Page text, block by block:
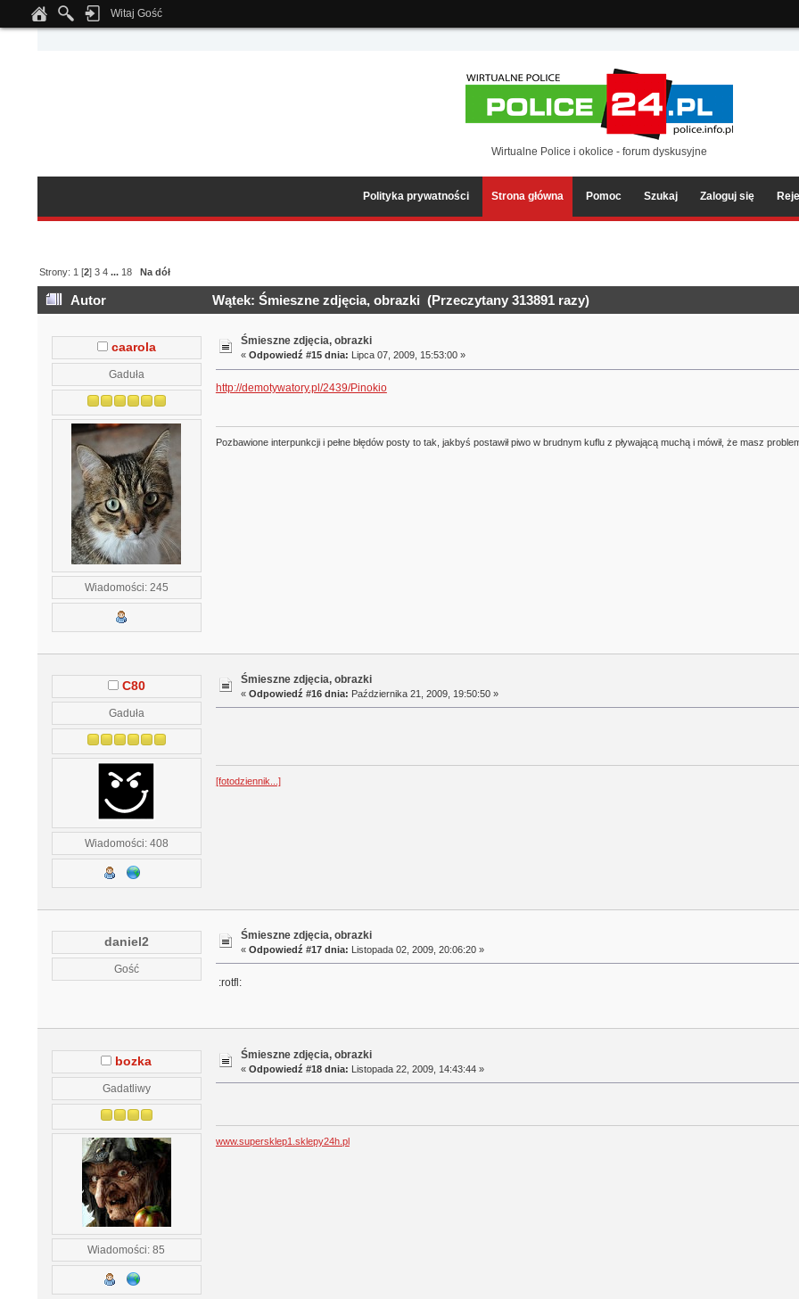
Notice: Undefined index: tapatalk_body_hook in
Witaj Gość
Wirtualne Police i okolice - forum dyskusyjne
Polityka prywatności Strona główna Pomoc Szukaj Zaloguj się
Strony: 1 [2]3 4 ... 18 Na dół
Autor Wątek: Śmieszne zdjęcia, obrazki (Przeczytany 313891 razy)
caarola
Gaduła
Wiadomości: 245
Śmieszne zdjęcia, obrazki
«Odpowiedź #15 dnia: Lipca 07, 2009, 15:53:00 »
http://demotywatory.pl/2439/Pinokio
Pozbawione interpunkcji i pełne błędów posty to tak, jakbyś postawił piwo w brudnym kuflu z pływającą muchą i mówił, że masz
C80
Gaduła
Wiadomości: 408
Śmieszne zdjęcia, obrazki
«Odpowiedź #16 dnia: Października 21, 2009, 19:50:50 »
[fotodziennik...]
daniel2
Gość
Śmieszne zdjęcia, obrazki
«Odpowiedź #17 dnia: Listopada 02, 2009, 20:06:20 »
:rotfl:
bozka
Gadatliwy
Wiadomości: 85
Śmieszne zdjęcia, obrazki
«Odpowiedź #18 dnia: Listopada 22, 2009, 14:43:44 »
www.supersklep1.sklepy24h.pl